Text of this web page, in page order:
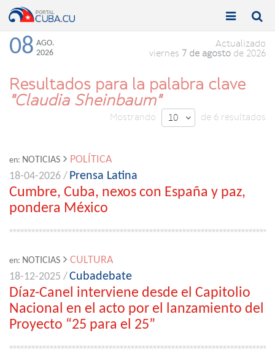
Toggle

Toggle

08 AGO.
2026
Actualizado
viernes 7 de agosto de 2026
Resultados para la palabra clave
"Claudia Sheinbaum"
Mostrando 10  de 6 resultados
en: NOTICIAS
POLÍTICA
18-04-2026 / Prensa Latina
Cumbre, Cuba, nexos con España y paz,
pondera México
en: NOTICIAS
CULTURA
18-12-2025 /Cubadebate
Díaz-Canel interviene desde el Capitolio
Nacional en el acto por el lanzamiento del
Proyecto “25 para el 25”